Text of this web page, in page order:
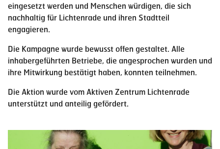
eingesetzt werden und Menschen würdigen, die sich
nachhaltig für Lichtenrade und ihren Stadtteil
engagieren.
Die Kampagne wurde bewusst offen gestaltet. Alle
inhabergeführten Betriebe, die angesprochen wurden und
ihre Mitwirkung bestätigt haben, konnten teilnehmen.
Die Aktion wurde vom Aktiven Zentrum Lichtenrade
unterstützt und anteilig gefördert.